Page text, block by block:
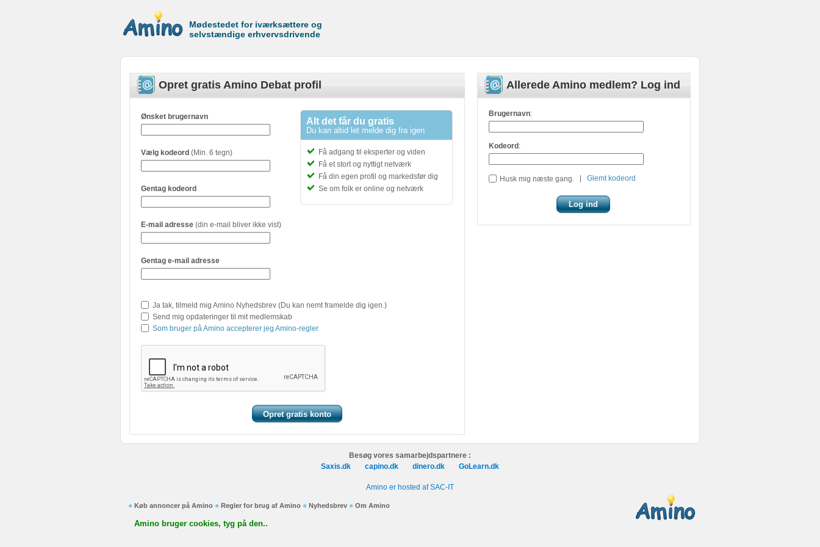
Mødestedet for iværksættere og
selvstændige erhvervsdrivende
Allerede Amino medlem? Log ind
Brugernavn:
Kodeord :
Husk mig næste gang. Glemt kodeord
Opret gratis Amino Debat profil
Alt det får du gratis
Du kan altid let melde dig fra igen
Få adgang til eksperter og viden
Få et stort og nyttigt netværk
Få din egen profil og markedsfør dig
Se om folk er online og netværk
Ønsket brugernavn
Vælg kodeord (Min. 6 tegn)
Gentag kodeord
E-mail adresse (din e-mail bliver ikke vist)
Gentag e-mail adresse
Ja tak, tilmeld mig Amino Nyhedsbrev (Du kan nemt framelde dig igen.)
Send mig opdateringer til mit medlemskab
Som bruger på Amino accepterer jeg Amino-regler
Besøg vores samarbejdspartnere :
Saxis.dk
capino.dk dinero.dk GoLearn.dk
Amino er hosted af SAC-IT
Køb annoncer på Amino Regler for brug af Amino Nyhedsbrev Om Amino
Amino bruger cookies, tyg på den..